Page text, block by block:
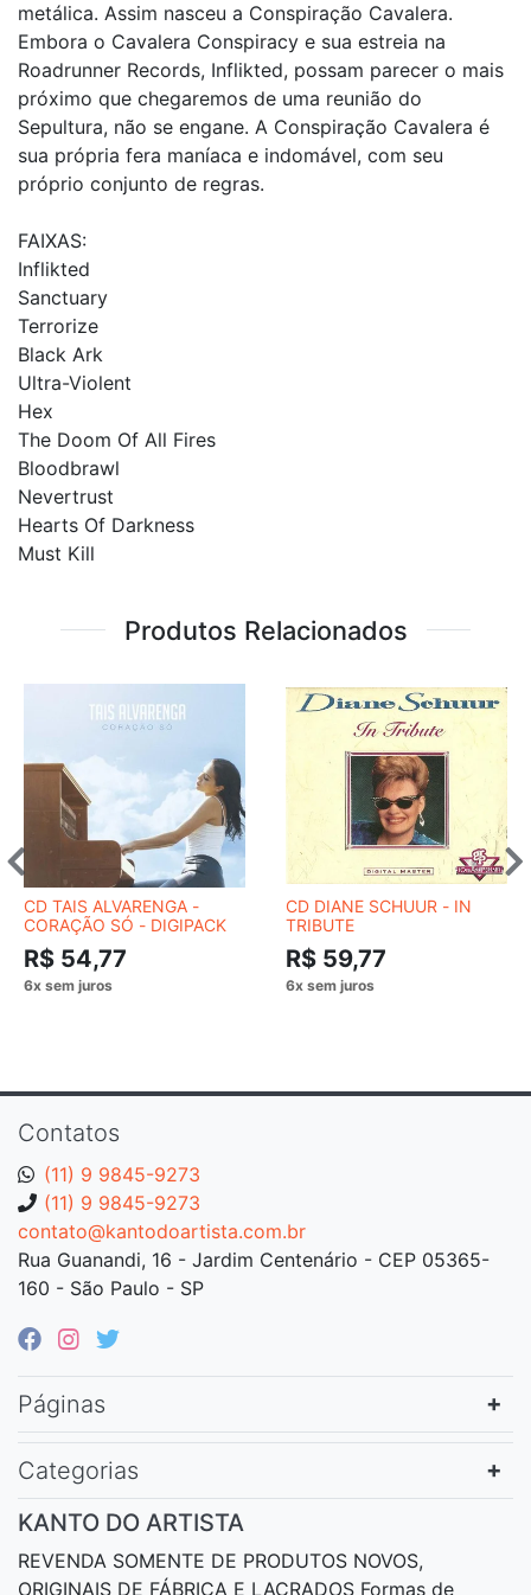
metálica. Assim nasceu a Conspiração Cavalera.
Embora o Cavalera Conspiracy e sua estreia na
Roadrunner Records, Inflikted, possam parecer o mais
próximo que chegaremos de uma reunião do
Sepultura, não se engane. A Conspiração Cavalera é
sua própria fera maníaca e indomável, com seu
próprio conjunto de regras.
FAIXAS:
Inflikted
Sanctuary
Terrorize
Black Ark
Ultra-Violent
Hex
The Doom Of All Fires
Bloodbrawl
Nevertrust
Hearts Of Darkness
Must Kill
Produtos Relacionados
CD TAIS ALVARENGA -
CORAÇÃO SÓ - DIGIPACK
R$ 54,77
CD DIANE SCHUUR - IN
TRIBUTE
R$ 59,77
Contatos
(11) 9 9845-9273
(11) 9 9845-9273
contato@kantodoartista.com.br
Rua Guanandi, 16 - Jardim Centenário - CEP 05365-
160 - São Paulo - SP
Páginas
Categorias
KANTO DO ARTISTA
REVENDA SOMENTE DE PRODUTOS NOVOS,
ORIGINAIS DE FÁBRICA E LACRADOS Formas de